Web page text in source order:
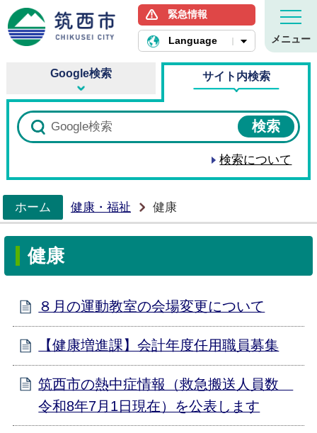
筑西市ホームページ
緊急情報
Language メニュー
Google検索 サイト内検索
検索について
ホーム
健康・福祉 健康
健康
８月の運動教室の会場変更について
【健康増進課】会計年度任用職員募集
筑西市の熱中症情報（救急搬送人員数
令和8年7月1日現在）を公表します